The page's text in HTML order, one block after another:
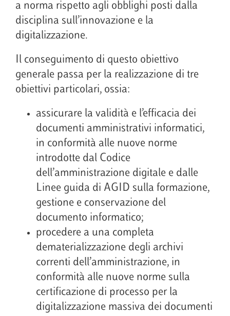
a norma rispetto agli obblighi posti dalla
disciplina sull’innovazione e la
digitalizzazione.
Il conseguimento di questo obiettivo
generale passa per la realizzazione di tre
obiettivi particolari, ossia:
assicurare la validità e l’efficacia dei
documenti amministrativi informatici,
in conformità alle nuove norme
introdotte dal Codice
dell’amministrazione digitale e dalle
Linee guida di AGID sulla formazione,
gestione e conservazione del
documento informatico;
procedere a una completa
dematerializzazione degli archivi
correnti dell’amministrazione, in
conformità alle nuove norme sulla
certificazione di processo per la
digitalizzazione massiva dei documenti